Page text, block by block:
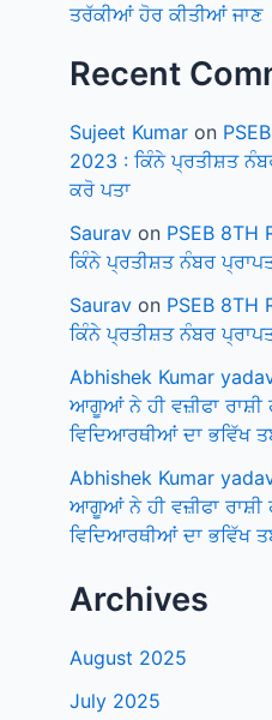
ਤਰੱਕੀਆਂ ਹੋਰ ਕੀਤੀਆਂ ਜਾਣ
Recent
Sujeet Kumar on
2023 : ਕਿੰਨੇ ਪ੍ਰਤੀਸ਼ਤ
ਕਰੋ ਪਤਾ
Saurav on PSEB 8TH
ਕਿੰਨੇ ਪ੍ਰਤੀਸ਼ਤ ਨੰਬਰ
Saurav on PSEB 8TH
ਕਿੰਨੇ ਪ੍ਰਤੀਸ਼ਤ ਨੰਬਰ
Abhishek Kumar
ਆਗੂਆਂ ਨੇ ਹੀ ਵਜ਼ੀਫਾ ਰਾਸ਼ੀ
ਵਿਦਿਆਰਥੀਆਂ ਦਾ ਭਵਿੱਖ
Abhishek Kumar
ਆਗੂਆਂ ਨੇ ਹੀ ਵਜ਼ੀਫਾ ਰਾਸ਼ੀ
ਵਿਦਿਆਰਥੀਆਂ ਦਾ ਭਵਿੱਖ
Archives
August 2025
July 2025